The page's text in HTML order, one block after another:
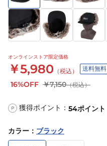
オンラインストア限定価格
￥5,980 （税込） 送料無料
16%OFF ￥7,150（税込）
P 獲得ポイント： 54ポイント
カラー ： ブラック